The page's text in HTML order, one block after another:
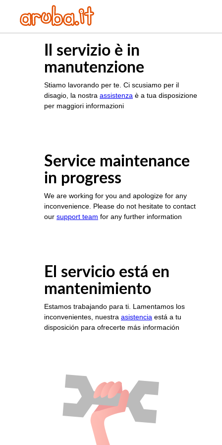
Il servizio è in
manutenzione
Stiamo lavorando per te. Ci scusiamo per il
disagio, la nostra assistenza è a tua disposizione
per maggiori informazioni
Service maintenance
in progress
We are working for you and apologize for any
inconvenience. Please do not hesitate to contact
our support team for any further information
El servicio está en
mantenimiento
Estamos trabajando para ti. Lamentamos los
inconvenientes, nuestra asistencia está a tu
disposición para ofrecerte más información